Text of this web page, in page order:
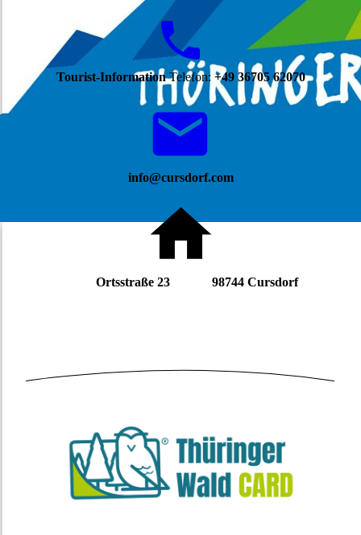
Tourist-InformationTelefon:+49 36705 62070
info@cursdorf.com
Ortsstraße 23 98744 Cursdorf